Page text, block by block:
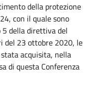
della protezione
con il quale sono
5 della direttiva del
del 23 ottobre 2020, le
acquisita, nella
di questa Conferenza